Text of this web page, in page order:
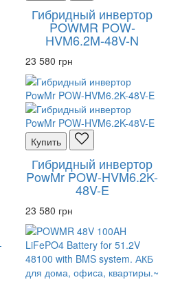
Гибридный инвертор
POWMR POW-
HVM6.2M-48V-N
23 580 грн
Купить
Гибридный инвертор
PowMr POW-HVM6.2K-
48V-E
23 580 грн